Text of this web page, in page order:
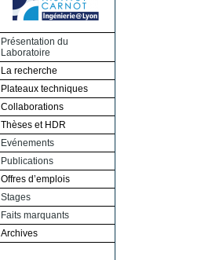
Présentation du
Laboratoire
La recherche
Plateaux techniques
Collaborations
Thèses et HDR
Evénements
Publications
Offres d’emplois
Stages
Faits marquants
Archives